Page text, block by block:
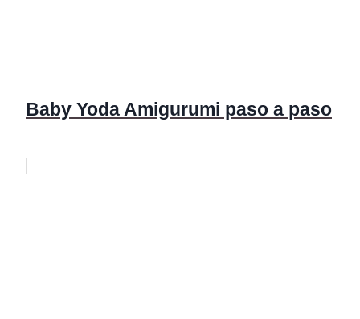
Baby Yoda Amigurumi paso a paso